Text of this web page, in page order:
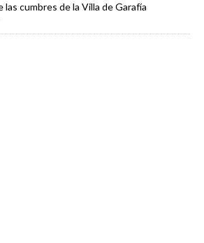
cumbres de la Villa de Garafía